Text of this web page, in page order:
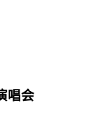
唱会